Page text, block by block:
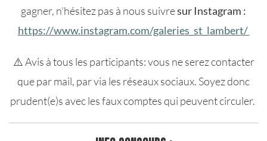
gagner, n’hésitez pas à nous suivresur Instagram :
https://www.instagram.com/galeries_st_lambert/
⚠️ Avis à tous les participants: vous ne serez contacter
que par mail, par via les réseaux sociaux. Soyez donc
prudent(e)s avec les faux comptes qui peuvent circuler.